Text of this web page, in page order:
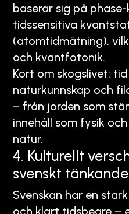
baserar sig på
tidssensitiva
(atomtidmätning),
och kvantfotonik.
Kort om skogslivet:
naturkunnskap och
– från jorden som
innehåll som fysik
natur.
4. Kulturellt
svenskt
Svenskan har en
och klart tidsbegre –